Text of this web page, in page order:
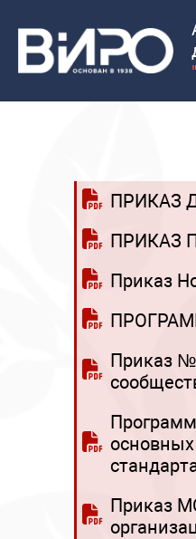
ПРИКАЗ
ПРИКАЗ
Приказ
Приказ
Приказ